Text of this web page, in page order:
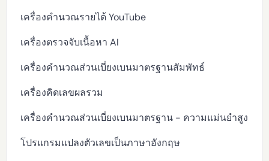
เครื่องคำนวณรายได้ YouTube
เครื่องตรวจจับเนื้อหา AI
เครื่องคำนวณส่วนเบี่ยงเบนมาตรฐานสัมพัทธ์
เครื่องคิดเลขผลรวม
เครื่องคำนวณส่วนเบี่ยงเบนมาตรฐาน - ความแม่นยำสูง
โปรแกรมแปลงตัวเลขเป็นภาษาอังกฤษ